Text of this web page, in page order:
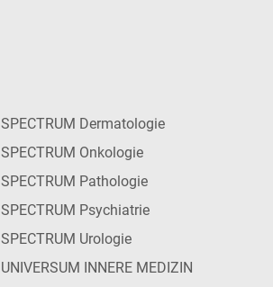
SPECTRUM Dermatologie
SPECTRUM Onkologie
SPECTRUM Pathologie
SPECTRUM Psychiatrie
SPECTRUM Urologie
UNIVERSUM INNERE MEDIZIN